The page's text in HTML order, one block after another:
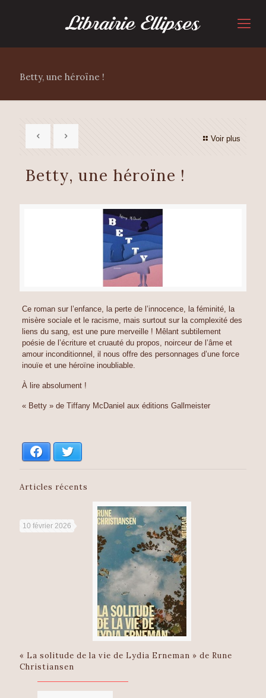
Betty, une héroïne !
Voir plus
Betty, une héroïne !
Ce roman sur l’enfance, la perte de l’innocence, la féminité, la
misère sociale et le racisme, mais surtout sur la complexité des
liens du sang, est une pure merveille ! Mêlant subtilement
poésie de l’écriture et cruauté du propos, noirceur de l’âme et
amour inconditionnel, il nous offre des personnages d’une force
inouïe et une héroïne inoubliable.
À lire absolument !
« Betty » de Tiffany McDaniel aux éditions Gallmeister
Facebook
Articles récents
10 février 2026
« La solitude de la vie de Lydia Erneman » de Rune
Christiansen